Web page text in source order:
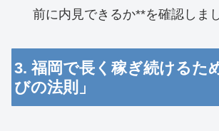
前に内見できるか**を確認しま
3. 福岡で長く稼ぎ続けるた
びの法則」